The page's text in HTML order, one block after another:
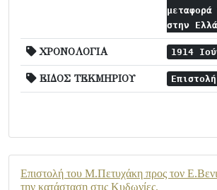
μεταφορά
στην
ΧΡΟΝΟΛΟΓΙΑ 1914
ΕΙΔΟΣ ΤΕΚΜΗΡΙΟΥ Επιστολή
Επιστολή του Μ.Πετυχάκη προς τον
την κατάσταση στις Κυδωνίες.